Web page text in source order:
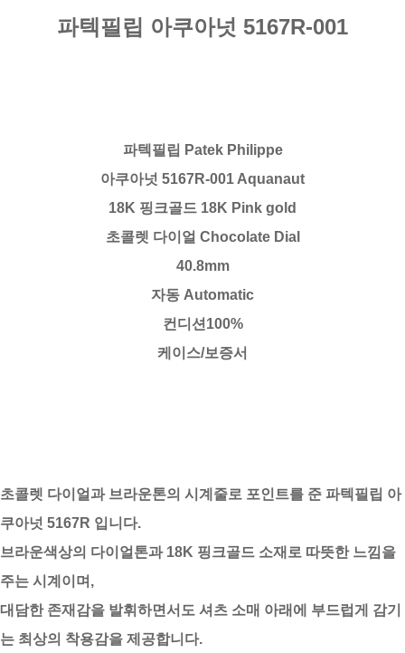
파텍필립 아쿠아넛 5167R-001
파텍필립 Patek Philippe
아쿠아넛 5167R-001 Aquanaut
18K 핑크골드 18K Pink gold
초콜렛 다이얼 Chocolate Dial
40.8mm
자동 Automatic
컨디션100%
케이스/보증서
초콜렛 다이얼과 브라운톤의 시계줄로 포인트를 준 파텍필립 아
쿠아넛 5167R 입니다.
브라운색상의 다이얼톤과 18K 핑크골드 소재로 따뜻한 느낌을
주는 시계이며,
대담한 존재감을 발휘하면서도 셔츠 소매 아래에 부드럽게 감기
는 최상의 착용감을 제공합니다.